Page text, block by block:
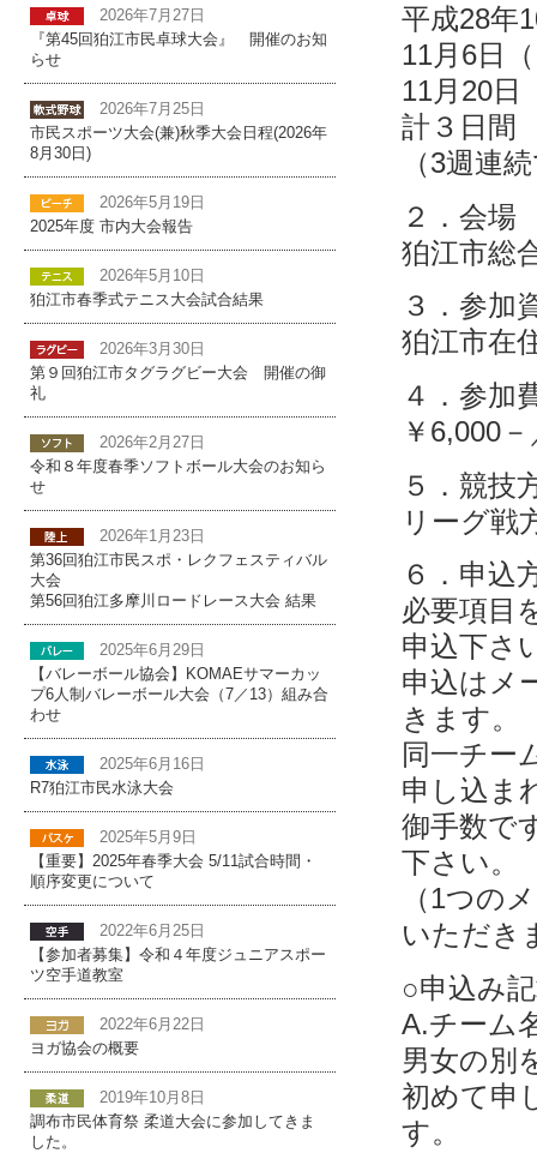
平成28年
11月6日
11月20日
計３日間
（3週連
２．会場
狛江市総
３．参加
狛江市在
４．参加
￥6,000
５．競技
リーグ戦
６．申込
必要項目
申込下さ
申込はメ
きます。
同一チー
申し込ま
御手数で
下さい。
（1つの
いただき
○申込み
A.チーム
男女の別
初めて申
す。
2026年7月27日
『第45回狛江市民卓球大会』 開催のお知
らせ
2026年7月25日
市民スポーツ大会(兼)秋季大会日程(2026年
8月30日)
2026年5月19日
2025年度 市内大会報告
2026年5月10日
狛江市春季式テニス大会試合結果
2026年3月30日
第９回狛江市タグラグビー大会 開催の御
礼
2026年2月27日
令和８年度春季ソフトボール大会のお知ら
せ
2026年1月23日
第36回狛江市民スポ・レクフェスティバル
大会
第56回狛江多摩川ロードレース大会 結果
2025年6月29日
【バレーボール協会】KOMAEサマーカッ
プ6人制バレーボール大会（7／13）組み合
わせ
2025年6月16日
R7狛江市民水泳大会
2025年5月9日
【重要】2025年春季大会 5/11試合時間・
順序変更について
2022年6月25日
【参加者募集】令和４年度ジュニアスポー
ツ空手道教室
2022年6月22日
ヨガ協会の概要
2019年10月8日
調布市民体育祭 柔道大会に参加してきま
した。